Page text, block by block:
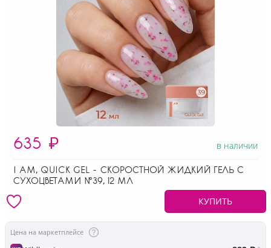
635 ₽ в наличии
I AM, QUICK GEL - СКОРОСТНОЙ ЖИДКИЙ ГЕЛЬ С
СУХОЦВЕТАМИ №39, 12 МЛ
КУПИТЬ
Цена на маркетплейсе